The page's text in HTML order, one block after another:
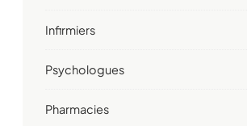
Infirmiers
Psychologues
Pharmacies